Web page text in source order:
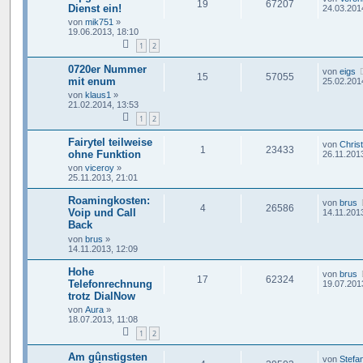
Dienst ein!
von mik751 »
19.06.2013, 18:10
1 2
19 67207
0720er Nummer
mit enum
von klaus1 »
21.02.2014, 13:53
1 2
15 57055 von eigs
Fairytel teilweise
ohne Funktion
von viceroy »
25.11.2013, 21:01
1 23433 von
Roamingkosten:
Voip und Call
Back
von brus »
14.11.2013, 12:09
4 26586 von brus
Hohe
Telefonrechnung
trotz DialNow
von Aura »
18.07.2013, 11:08
1 2
17 62324 von brus
Am gûnstigsten
von